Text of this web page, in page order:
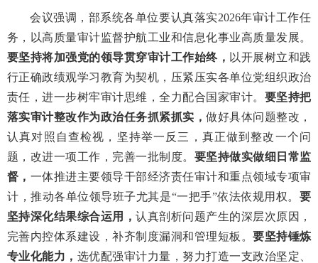
会议强调，部系统各单位要认真落实2026年审计工作任
务，以高质量审计监督护航工业和信息化事业高质量发展。
要坚持将加强党的领导贯穿审计工作始终， 以开展树立和践
行正确政绩观学习教育为契机，压紧压实各单位党组织政治
责任，进一步树牢审计思维，全力配合国家审计。 要坚持把
落实审计整改作为政治任务抓紧抓实，做好具体问题整改，
认真对照自查检视，坚持举一反三，真正做到整改一个问
题，改进一项工作，完善一批制度。 要坚持做实做细日常监
督， 一体推进主要领导干部经济责任审计和重点领域专项审
计，推动各单位领导班子尤其是“一把手”依法依规用权。要
坚持深化结果综合运用，认真剖析问题产生的深层次原因，
完善内控体系建设，补齐制度漏洞和管理短板。要坚持锤炼
专业化能力， 选优配强审计力量，努力打造一支政治坚定、